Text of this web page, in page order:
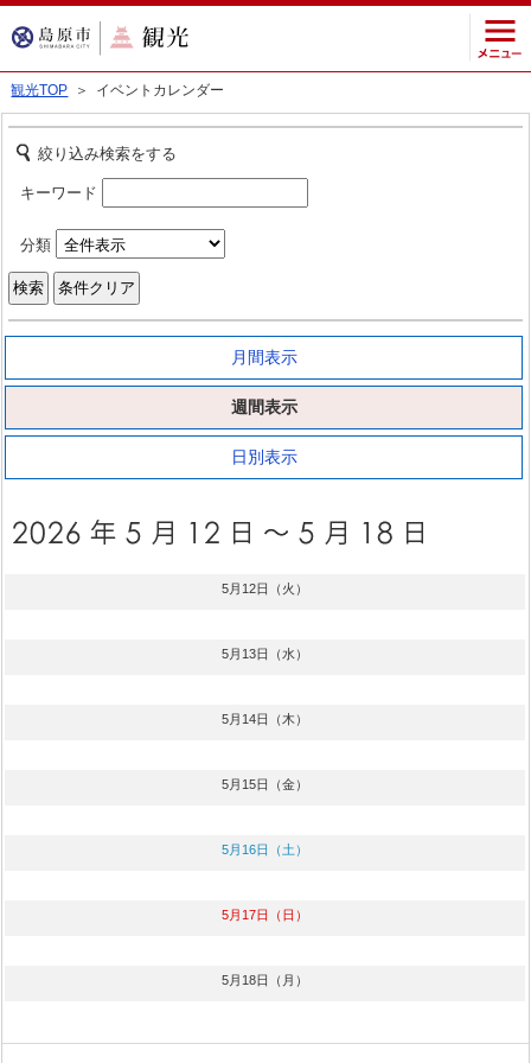
観光TOP ＞ イベントカレンダー
絞り込み検索をする
キーワード
分類
月間表示
週間表示
日別表示
5月12日（火）
5月13日（水）
5月14日（木）
5月15日（金）
5月16日（土）
5月17日（日）
5月18日（月）